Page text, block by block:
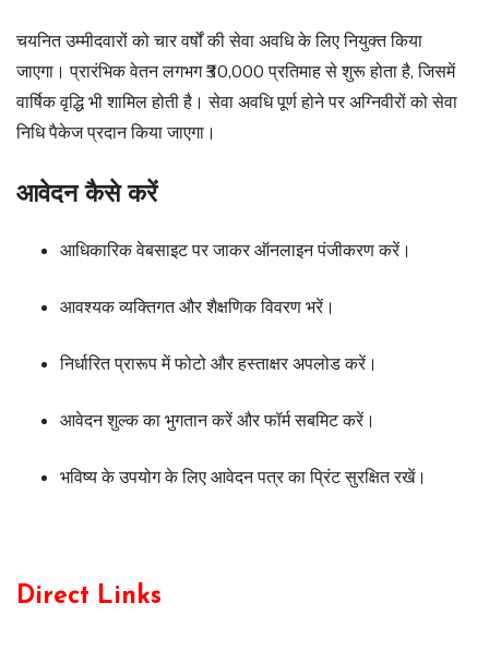
चयनित उम्मीदवारों को चार वर्षों की सेवा अवधि के लिए नियुक्त किया
जाएगा। प्रारंभिक वेतन लगभग ₹30,000 प्रतिमाह से शुरू होता है, जिसमें
वार्षिक वृद्धि भी शामिल होती है। सेवा अवधि पूर्ण होने पर अग्निवीरों को सेवा
निधि पैकेज प्रदान किया जाएगा।
आवेदन कैसे करें
आधिकारिक वेबसाइट पर जाकर ऑनलाइन पंजीकरण करें।
आवश्यक व्यक्तिगत और शैक्षणिक विवरण भरें।
निर्धारित प्रारूप में फोटो और हस्ताक्षर अपलोड करें।
आवेदन शुल्क का भुगतान करें और फॉर्म सबमिट करें।
भविष्य के उपयोग के लिए आवेदन पत्र का प्रिंट सुरक्षित रखें।
Direct Links